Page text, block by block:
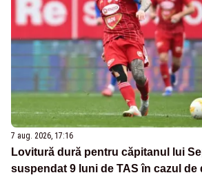
7 aug. 2026, 17:16
Lovitură dură pentru căpitanul lui
suspendat 9 luni de TAS în cazul de